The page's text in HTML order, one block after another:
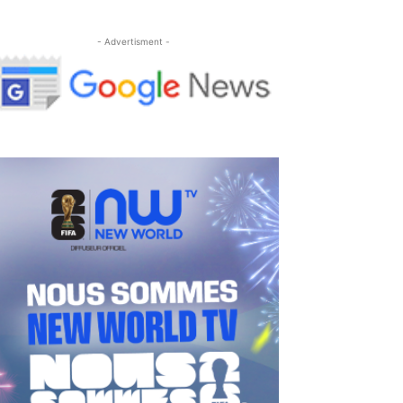
- Advertisment -